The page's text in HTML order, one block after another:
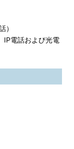
話および光電